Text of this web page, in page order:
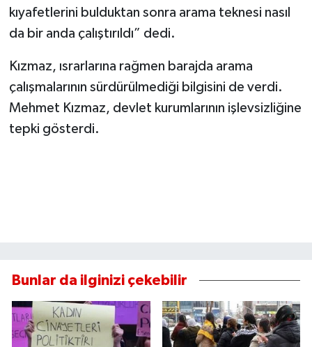
kıyafetlerini bulduktan sonra arama teknesi nasıl
da bir anda çalıştırıldı” dedi.
Kızmaz, ısrarlarına rağmen barajda arama
çalışmalarının sürdürülmediği bilgisini de verdi.
Mehmet Kızmaz, devlet kurumlarının işlevsizliğine
tepki gösterdi.
Bunlar da ilginizi çekebilir